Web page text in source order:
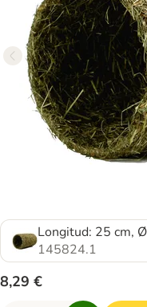
Longitud: 25 cm,
145824.1
8,29 €